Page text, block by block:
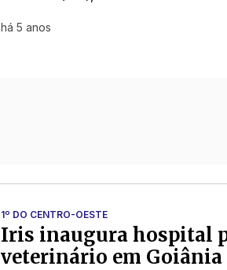
há 5 anos
1º DO CENTRO-OESTE
Iris inaugura hospital
veterinário em Goiânia